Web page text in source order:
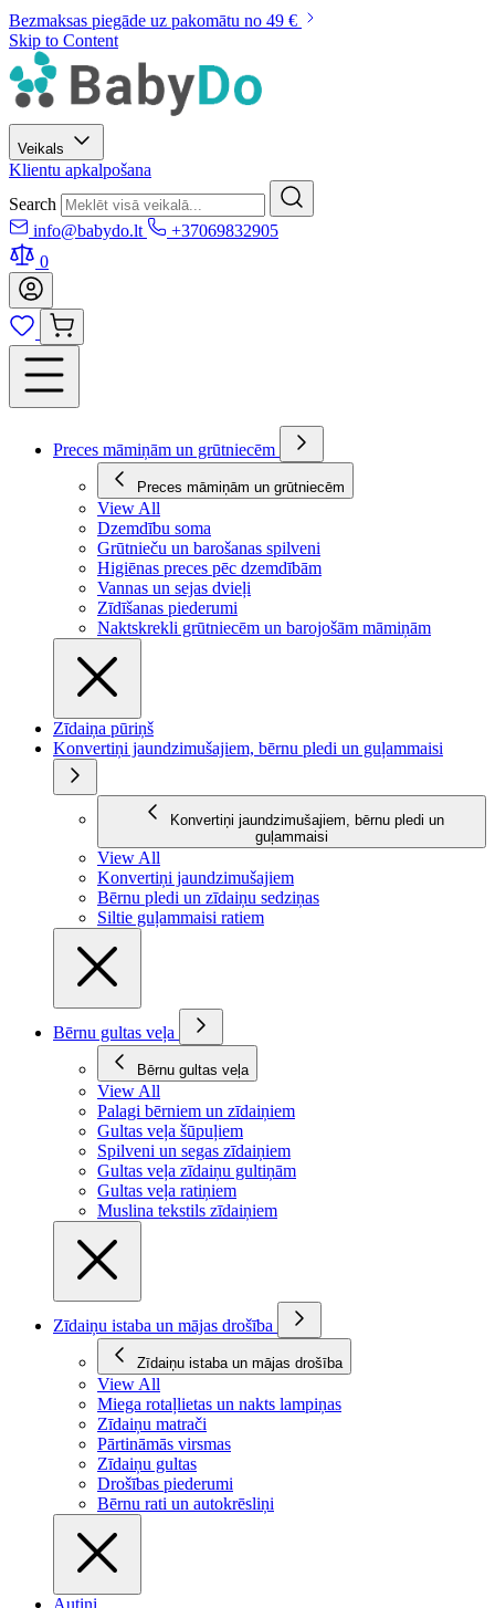
Bezmaksas piegāde uz pakomātu no 49 €
Skip to Content
Veikals
Klientu apkalpošana
Search
info@babydo.lt
+37069832905
0
Preces māmiņām un grūtniecēm
Preces māmiņām un grūtniecēm
View All
Dzemdību soma
Grūtnieču un barošanas spilveni
Higiēnas preces pēc dzemdībām
Vannas un sejas dvieļi
Zīdīšanas piederumi
Naktskrekli grūtniecēm un barojošām māmiņām
Zīdaiņa pūriņš
Konvertiņi jaundzimušajiem, bērnu pledi un guļammaisi
Konvertiņi jaundzimušajiem, bērnu pledi un
guļammaisi
View All
Konvertiņi jaundzimušajiem
Bērnu pledi un zīdaiņu sedziņas
Siltie guļammaisi ratiem
Bērnu gultas veļa
Bērnu gultas veļa
View All
Palagi bērniem un zīdaiņiem
Gultas veļa šūpuļiem
Spilveni un segas zīdaiņiem
Gultas veļa zīdaiņu gultiņām
Gultas veļa ratiņiem
Muslina tekstils zīdaiņiem
Zīdaiņu istaba un mājas drošība
Zīdaiņu istaba un mājas drošība
View All
Miega rotaļlietas un nakts lampiņas
Zīdaiņu matrači
Pārtināmās virsmas
Zīdaiņu gultas
Drošības piederumi
Bērnu rati un autokrēsliņi
Autiņi